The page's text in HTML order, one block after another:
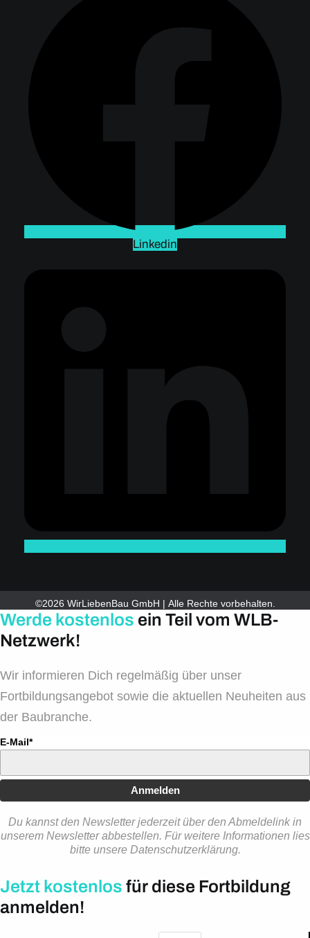
Linkedin
©2026 WirLiebenBau GmbH | Alle Rechte vorbehalten.
Werde kostenlos ein Teil vom WLB-
Netzwerk!
Wir informieren Dich regelmäßig über unser
Fortbildungsangebot sowie die aktuellen Neuheiten aus
der Baubranche.
E-Mail*
Anmelden
Du kannst den Newsletter jederzeit über den Abmeldelink in
unserem Newsletter abbestellen. Für weitere Informationen lies
bitte unsere Datenschutzerklärung.
Jetzt kostenlos für diese Fortbildung
anmelden!